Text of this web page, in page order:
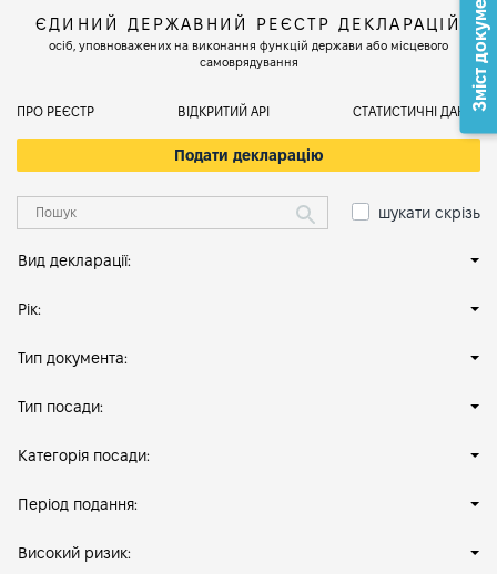
ЄДИНИЙ ДЕРЖАВНИЙ РЕЄСТР ДЕКЛАРАЦІЙ
осіб, уповноважених на виконання функцій держави або місцевого
самоврядування
ПРО РЕЄСТР ВІДКРИТИЙ АРІ СТАТИСТИЧНІ ДАНІ
Подати декларацію
шукати скрізь
Вид декларації:
Рік:
Тип документа:
Тип посади:
Категорія посади:
Період подання:
Високий ризик:
Зміст документа